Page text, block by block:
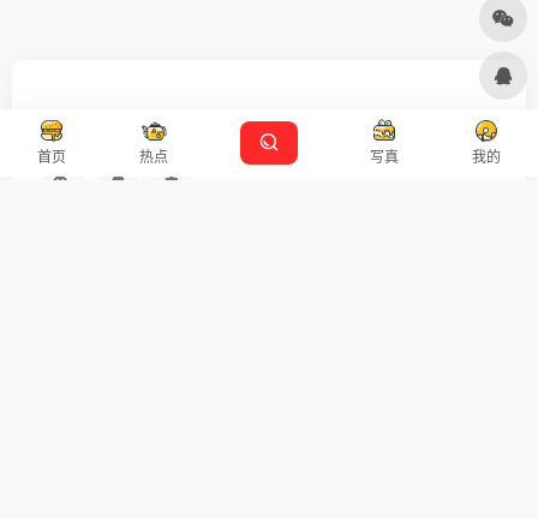
首页 热点 写真 我的
友链申请 免责声明 广告合作 设计师导航